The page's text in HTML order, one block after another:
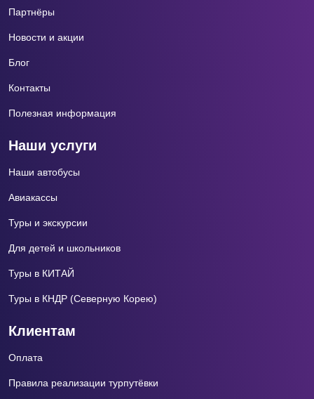
Партнёры
Новости и акции
Блог
Контакты
Полезная информация
Наши услуги
Наши автобусы
Авиакассы
Туры и экскурсии
Для детей и школьников
Туры в КИТАЙ
Туры в КНДР (Северную Корею)
Клиентам
Оплата
Правила реализации турпутёвки